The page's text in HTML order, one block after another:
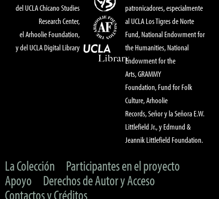
del UCLA Chicano Studies
Research Center,
el Arhoolie Foundation,
y del UCLA Digital Library
patronicadores, especialmente
al UCLA Los Tigres de Norte
Fund, National Endowment for
the Humanities, National
Endowment for the
Arts, GRAMMY
Foundation, Fund for Folk
Culture, Arhoolie
Records, Señor y la Señora E.W.
Littlefield Jr., y Edmund &
Jeannik Littlefield Foundation.
La Colección
Participantes en el proyecto
Apoyo
Derechos de Autor y Acceso
Contactos y Créditos